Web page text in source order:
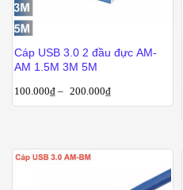
Cáp USB 3.0 2 đầu đực AM-
AM 1.5M 3M 5M
100.000₫ – 200.000₫